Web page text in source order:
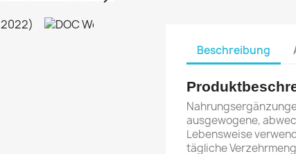
Beschreibung
ausgewogene,
Lebensweise
tägliche